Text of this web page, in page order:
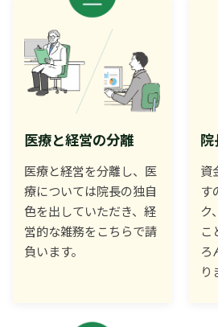
医療と経営の分離
医療と経営を分離し、医
療については院長の独自
色を出していただき、経
営的な雑務をこちらで請
負います。
資
す
ク
こ
ろ
り